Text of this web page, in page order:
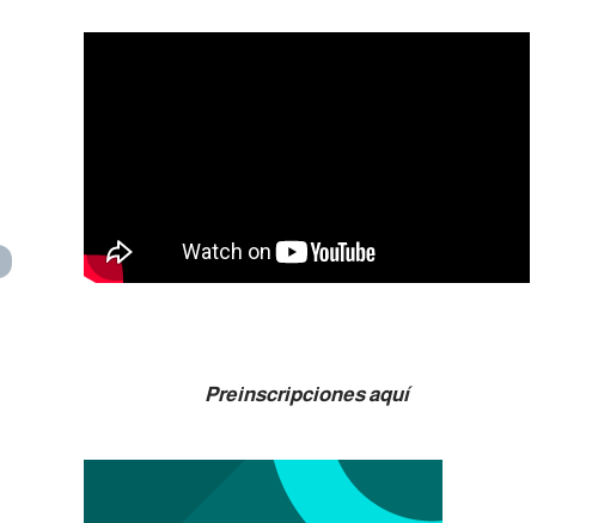
Preinscripciones aquí